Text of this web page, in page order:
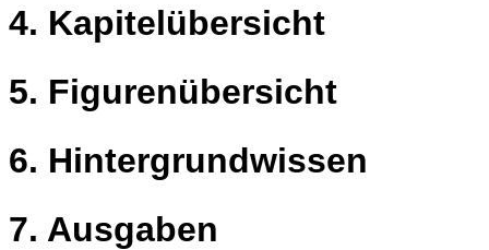
Kapitelübersicht
Figurenübersicht
Hintergrundwissen
Ausgaben